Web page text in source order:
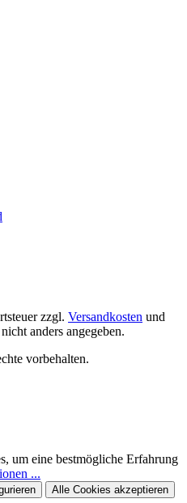
zzgl. Versandkosten und
anders angegeben.
vorbehalten.
um eine bestmögliche Erfahrung
...
Alle Cookies akzeptieren